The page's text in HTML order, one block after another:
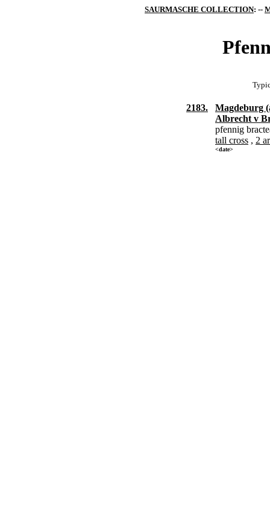
SAURMASCHE COLLECTION: --
2183.
Magdeburg
Albrecht v
pfennig
tall cross , 2
<date>